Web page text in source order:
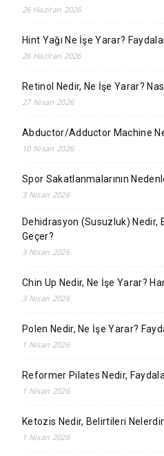
26 Haziran 2026
Hint Yağı Ne İşe Yarar?
26 Haziran 2026
Retinol Nedir, Ne İşe Yarar?
27 Nisan 2026
Abductor/Adductor Machine Ne
10 Nisan 2026
Spor Sakatlanmalarının
3 Nisan 2026
Dehidrasyon (Susuzluk) Nedir,
Geçer?
3 Nisan 2026
Chin Up Nedir, Ne İşe Yarar?
3 Nisan 2026
Polen Nedir, Ne İşe Yarar?
1 Nisan 2026
Reformer Pilates Nedir,
1 Nisan 2026
Ketozis Nedir, Belirtileri
1 Nisan 2026